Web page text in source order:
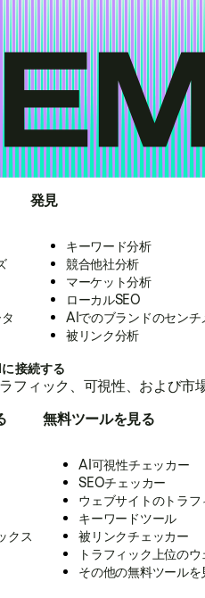
発見
キーワード分析
競合他社分析
マーケット分析
ローカルSEO
AIでのブランドのセンチ
被リンク分析
接続する
フィック、可視性、および
クス
無料ツールを見る
AI可視性チェッカー
SEOチェッカー
ウェブサイトのトラ
キーワードツール
被リンクチェッカー
トラフィック上位の
その他の無料ツールを